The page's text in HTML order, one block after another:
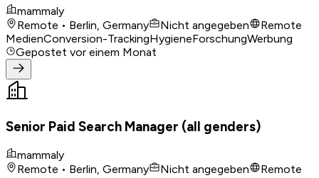
mammaly
Remote • Berlin, Germany
Nicht angegeben
Remote
MedienConversion-TrackingHygieneForschungWerbung
Gepostet vor einem Monat
Senior Paid Search Manager (all genders)
mammaly
Remote • Berlin, Germany
Nicht angegeben
Remote